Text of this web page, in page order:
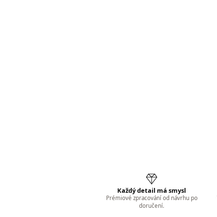
Každý detail má smysl
Prémiové zpracování od návrhu po
doručení.